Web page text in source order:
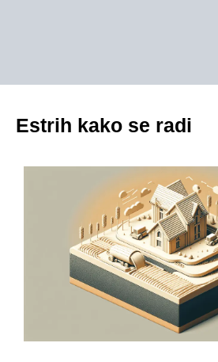
Estrih kako se radi